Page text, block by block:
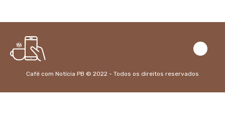
Café com Notícia PB © 2022 - Todos os direitos reservados